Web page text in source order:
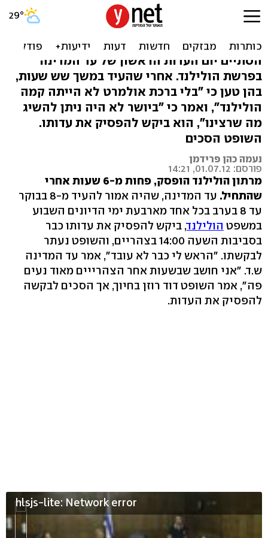
עד המדינה הפסיק עדותו:
"הראש שלי לא עובד"
הסתיים יום העדות הראשון של עד המדינה
בפרשת הולילנד. אחרי שהעיד במשך שש שעות,
בהן טען כי "בלי ברכת אולמרט לא הייתה קמה
הולילנד", ואמר כי "ביושר לא היה ניתן להשיג
מה שרצינו", הוא ביקש להפסיק את עדותו.
השופט הסכים
נעמה כהן פרידמן
פורסם: 01.07.12, 14:21
מרתון הולילנד הופסק, פחות מ-6 שעות אחרי
שהתחיל.
עד המדינה, שהיה אמור להעיד מ-8 בבוקר
עד 8 בערב בכל אחד מארבעת ימי הדיונים השבוע
במשפט הולילנד, ביקש להפסיק את עדותו כבר
בסביבות השעה 14:00 בצהריים, והשופט נעתר
לבקשתו. "הראש לי כבר לא עובד", אמר עד המדינה
ש.ד. "אני חושב שבשעות אחר הצהרייים מאוד נעים
פה", אמר השופט דוד רוזן בחיוך, אך הסכים לבקשה
להפסיק את העדות.
hlsjs-lite: Network error